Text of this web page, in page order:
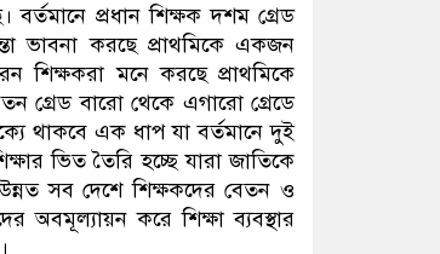
বর্তমানে প্রধান শিক্ষক দশম গ্রেড
ভাবনা করছে প্রাথমিকে একজন
শিক্ষকরা মনে করছে প্রাথমিকে
গ্রেড বারো থেকে এগারো গ্রেডে
থাকবে এক ধাপ যা বর্তমানে দুই
ভিত তৈরি হচ্ছে যারা জাতিকে
সব দেশে শিক্ষকদের বেতন ও
অবমূল্যায়ন করে শিক্ষা ব্যবস্থার